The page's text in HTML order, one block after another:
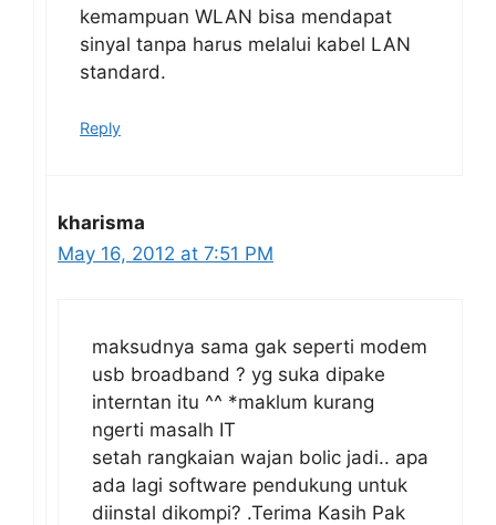
kemampuan WLAN bisa mendapat
sinyal tanpa harus melalui kabel LAN
standard.
Reply
kharisma
May 16, 2012 at 7:51 PM
maksudnya sama gak seperti modem
usb broadband ? yg suka dipake
interntan itu ^^ *maklum kurang
ngerti masalh IT
setah rangkaian wajan bolic jadi.. apa
ada lagi software pendukung untuk
diinstal dikompi? .Terima Kasih Pak